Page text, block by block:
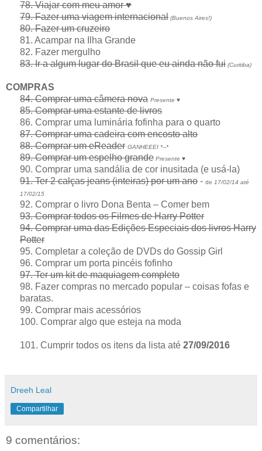
78. Viajar com meu amor♥
79. Fazer uma viagem internacional (Buenos Aires!)
80. Fazer um cruzeiro
81. Acampar na Ilha Grande
82. Fazer mergulho
83. Ir a algum lugar do Brasil que eu ainda não fui (Curitiba)
COMPRAS
84. Comprar uma câmera nova Presente ♥
85. Comprar uma estante de livros
86. Comprar uma luminária fofinha para o quarto
87. Comprar uma cadeira com encosto alto
88. Comprar um eReader GANHEEEI *--*
89. Comprar um espelho grande Presente ♥
90. Comprar uma sandália de cor inusitada (e usá-la)
91. Ter 2 calças jeans (inteiras) por um ano - de 17/02/14 até
17/02/15
92. Comprar o livro Dona Benta – Comer bem
93. Comprar todos os Filmes de Harry Potter
94. Comprar uma das Edições Especiais dos livros Harry
Potter
95. Completar a coleção de DVDs do Gossip Girl
96. Comprar um porta pincéis fofinho
97. Ter um kit de maquiagem completo
98. Fazer compras no mercado popular – coisas fofas e
baratas.
99. Comprar mais acessórios
100. Comprar algo que esteja na moda
101. Cumprir todos os itens da lista até 27/09/2016
Dreeh Leal
Compartilhar
9 comentários: